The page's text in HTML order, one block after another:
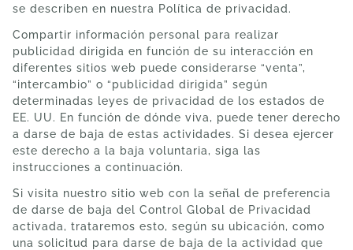
se describen en nuestra Política de privacidad.
Compartir información personal para realizar
publicidad dirigida en función de su interacción en
diferentes sitios web puede considerarse “venta”,
“intercambio” o “publicidad dirigida” según
determinadas leyes de privacidad de los estados de
EE. UU. En función de dónde viva, puede tener derecho
a darse de baja de estas actividades. Si desea ejercer
este derecho a la baja voluntaria, siga las
instrucciones a continuación.
Si visita nuestro sitio web con la señal de preferencia
de darse de baja del Control Global de Privacidad
activada, trataremos esto, según su ubicación, como
una solicitud para darse de baja de la actividad que